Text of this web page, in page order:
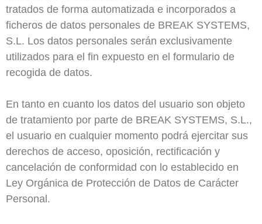
tratados de forma automatizada e incorporados a
ficheros de datos personales de BREAK SYSTEMS,
S.L. Los datos personales serán exclusivamente
utilizados para el fin expuesto en el formulario de
recogida de datos.
En tanto en cuanto los datos del usuario son objeto
de tratamiento por parte de BREAK SYSTEMS, S.L.,
el usuario en cualquier momento podrá ejercitar sus
derechos de acceso, oposición, rectificación y
cancelación de conformidad con lo establecido en
Ley Orgánica de Protección de Datos de Carácter
Personal.